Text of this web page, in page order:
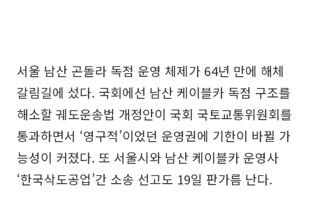
서울 남산 곤돌라 독점 운영 체제가 64년 만에 해체
갈림길에 섰다. 국회에선 남산 케이블카 독점 구조를
해소할 궤도운송법 개정안이 국회 국토교통위원회를
통과하면서 ‘영구적’이었던 운영권에 기한이 바뀔 가
능성이 커졌다. 또 서울시와 남산 케이블카 운영사
‘한국삭도공업’간 소송 선고도 19일 판가름 난다.